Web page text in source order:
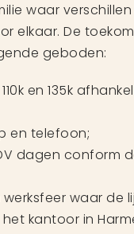
waar
elkaar. De
geboden:
en 135k
en telefoon;
dagen conform
waar de
kantoor in